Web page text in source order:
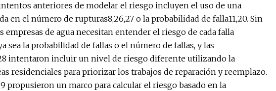
anteriores de modelar el riesgo incluyen el uso de una
en el número de rupturas8,26,27 o la probabilidad de falla11,20. Sin
de agua necesitan entender el riesgo de cada falla
sea la probabilidad de fallas o el número de fallas, y las
intentaron incluir un nivel de riesgo diferente utilizando la
residenciales para priorizar los trabajos de reparación y reemplazo.
un marco para calcular el riesgo basado en la